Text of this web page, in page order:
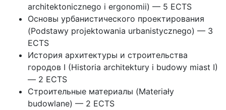
architektonicznego i ergonomii) — 5 ECTS
Основы урбанистического проектирования
(Podstawy projektowania urbanistycznego) — 3
ECTS
История архитектуры и строительства
городов I (Historia architektury i budowy miast I)
— 2 ECTS
Строительные материалы (Materiały
budowlane) — 2 ECTS